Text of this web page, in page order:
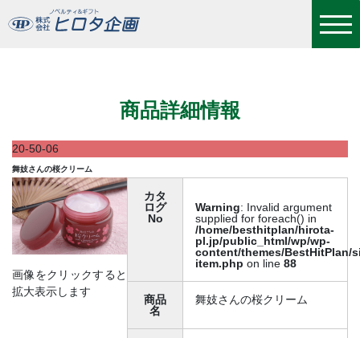
商品詳細情報
20-50-06
舞妓さんの桜クリーム
画像をクリックすると
拡大表示します
カタ
ログ
No
Warning: Invalid argument
supplied for foreach() in
/home/besthitplan/hirota-
pl.jp/public_html/wp/wp-
content/themes/BestHitPlan/
item.php on line88
商品
名
舞妓さんの桜クリーム